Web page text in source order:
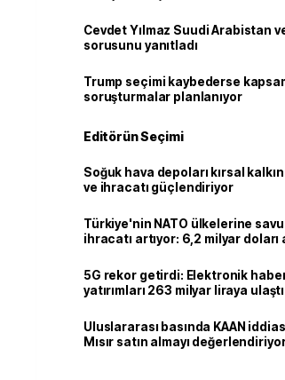
Cevdet Yılmaz Suudi Arabistan
sorusunu yanıtladı
Trump seçimi kaybederse
soruşturmalar planlanıyor
Editörün Seçimi
Soğuk hava depoları kırsal
ve ihracatı güçlendiriyor
Türkiye'nin NATO ülkelerine
ihracatı artıyor: 6,2 milyar doları
5G rekor getirdi: Elektronik
yatırımları 263 milyar liraya ulaştı
Uluslararası basında KAAN
Mısır satın almayı